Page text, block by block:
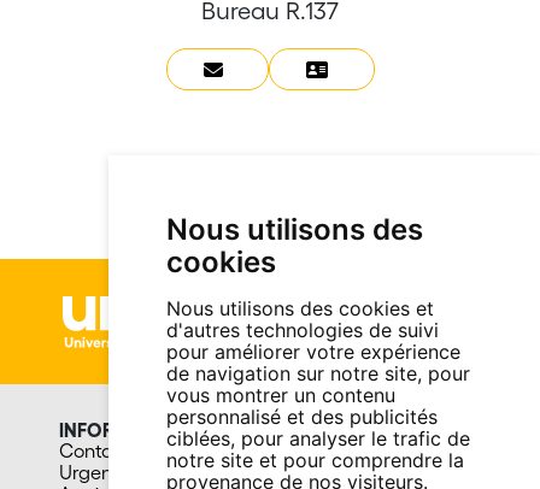
Nous utilisons des
cookies
Nous utilisons des cookies et
d'autres technologies de suivi
pour améliorer votre expérience
de navigation sur notre site, pour
vous montrer un contenu
personnalisé et des publicités
ciblées, pour analyser le trafic de
notre site et pour comprendre la
provenance de nos visiteurs.
Bureau R.137
INFORMATIONS
Contact
Urgences
UNIVERSITE
Portrait
Organisation